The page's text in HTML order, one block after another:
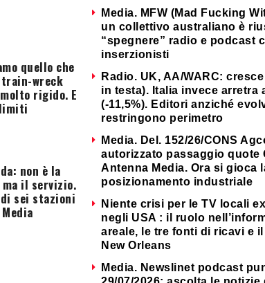
quello che
wreck
rigido. E
non è la
il servizio.
sei stazioni
Media. MFW (Mad Fucking
un collettivo australiano è
“spegnere” radio e podcast
inserzionisti
Radio. UK, AA/WARC:
in testa). Italia invece arretra
(-11,5%). Editori anziché
restringono perimetro
Media. Del. 152/26/CONS
autorizzato passaggio quote
Antenna Media. Ora si gioca
posizionamento industriale
Niente crisi per le TV locali
negli USA : il ruolo
areale, le tre fonti di ricavi e il
New Orleans
Media. Newslinet podcast